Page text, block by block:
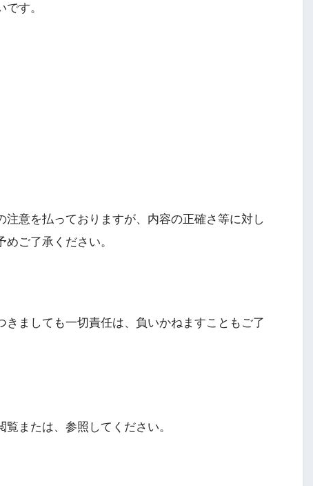
す。
意を払っておりますが、内容の正確さ等に対し
ご了承ください。
ましても一切責任は、負いかねますこともご了
または、参照してください。